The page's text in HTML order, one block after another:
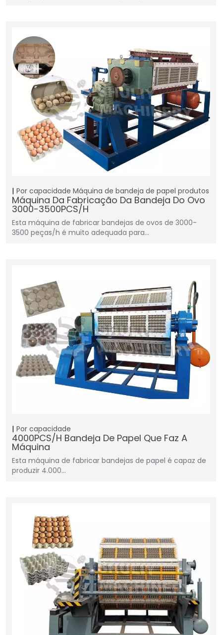
Por capacidade Máquina de bandeja de papel produtos
Máquina Da Fabricação Da Bandeja Do Ovo
3000-3500PCS/H
Esta máquina de fabricar bandejas de ovos de 3000-
3500 peças/h é muito adequada para…
Por capacidade
4000PCS/H Bandeja De Papel Que Faz A
Máquina
Esta máquina de fabricar bandejas de papel é capaz de
produzir 4.000…